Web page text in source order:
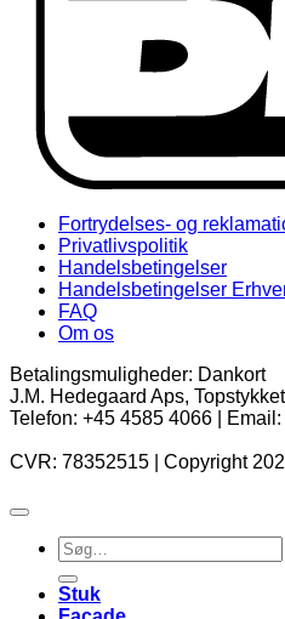
Fortrydelses- og
Privatlivspolitik
Handelsbetingelser
Handelsbetingelser
FAQ
Om os
Betalingsmuligheder: Dankort
J.M. Hedegaard Aps,
Telefon: +45 4585 4066 |
CVR: 78352515 | Copyright
Søg
efter:
Stuk